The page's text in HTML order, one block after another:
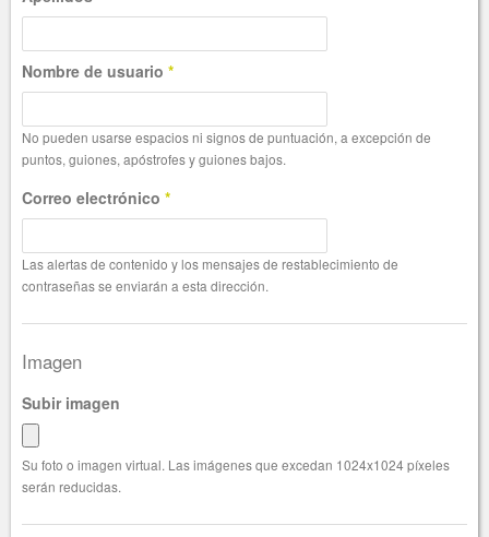
Nombre de usuario *
No pueden usarse espacios ni signos de puntuación, a excepción de
puntos, guiones, apóstrofes y guiones bajos.
Correo electrónico *
Las alertas de contenido y los mensajes de restablecimiento de
contraseñas se enviarán a esta dirección.
Imagen
Subir imagen
Su foto o imagen virtual. Las imágenes que excedan 1024x1024 píxeles
serán reducidas.